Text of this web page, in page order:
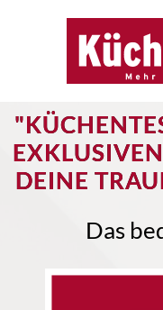
DEINE
Das